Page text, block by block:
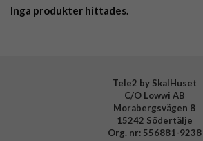
Inga produkter hittades.
Tele2 by SkalHuset
C/O Lowwi AB
Morabergsvägen 8
15242 Södertälje
Org. nr: 556881-9238